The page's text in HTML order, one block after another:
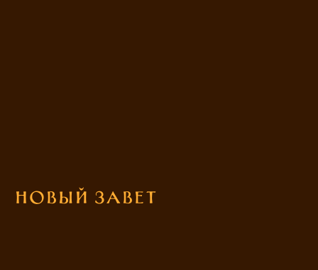
Новый Завет